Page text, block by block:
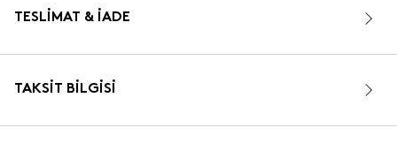
TESLIMAT & İADE
TAKSIT BILGISI